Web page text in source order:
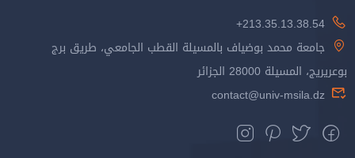
213.35.13.38.54+
جامعة محمد بوضياف بالمسيلة القطب الجامعي، طريق برج
بوعريريج، المسيلة 28000 الجزائر
contact@univ-msila.dz